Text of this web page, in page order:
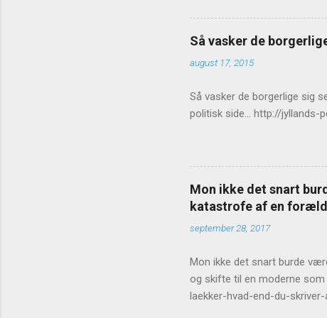
Så vasker de
august 17, 2015
Så vasker de borgerlige sig
politisk side... http://jyllands-
Mon ikke det snart
katastrofe af en
september 28, 2017
Mon ikke det snart burde
og skifte til en moderne
laekker-hvad-end-du-